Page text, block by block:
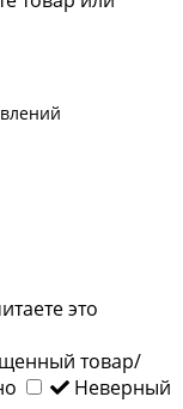
это
товар/
Неверный